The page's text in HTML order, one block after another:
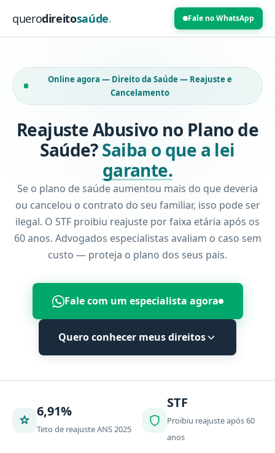
querodireitosaúde. Fale no WhatsApp
Online agora — Direito da Saúde — Reajuste e
Cancelamento
Reajuste Abusivo no Plano de
Saúde?Saiba o que a lei
garante.
Se o plano de saúde aumentou mais do que deveria
ou cancelou o contrato do seu familiar, isso pode ser
ilegal. O STF proibiu reajuste por faixa etária após os
60 anos. Advogados especialistas avaliam o caso sem
custo — proteja o plano dos seus pais.
Fale com um especialista agora
Quero conhecer meus direitos
6,91%
Teto de reajuste ANS 2025
STF
Proibiu reajuste após 60
anos